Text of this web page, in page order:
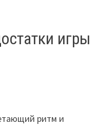
игры
ритм и